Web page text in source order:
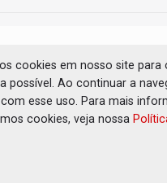
cookies em nosso site
possível. Ao continuar a
esse uso. Para mais
cookies, veja nossa